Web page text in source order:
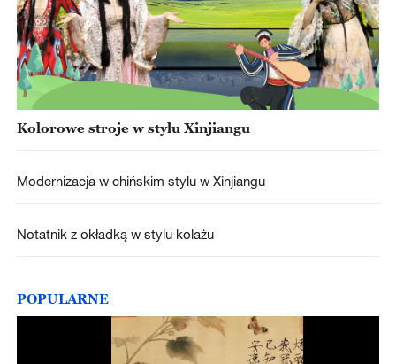
Kolorowe stroje w stylu Xinjiangu
Modernizacja w chińskim stylu w Xinjiangu
Notatnik z okładką w stylu kolażu
POPULARNE